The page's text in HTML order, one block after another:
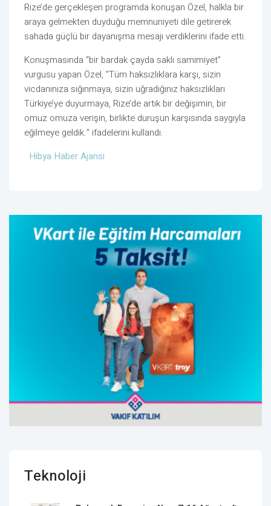
Rize’de gerçekleşen programda konuşan Özel, halkla bir
araya gelmekten duyduğu memnuniyeti dile getirerek
sahada güçlü bir dayanışma mesajı verdiklerini ifade etti.
Konuşmasında “bir bardak çayda saklı samimiyet”
vurgusu yapan Özel, "Tüm haksızlıklara karşı, sizin
vicdanınıza sığınmaya, sizin uğradığınız haksızlıkları
Türkiye’ye duyurmaya, Rize’de artık bir değişimin, bir
omuz omuza verişin, birlikte duruşun karşısında saygıyla
eğilmeye geldik." ifadelerini kullandı.
Hibya Haber Ajansı
Teknoloji